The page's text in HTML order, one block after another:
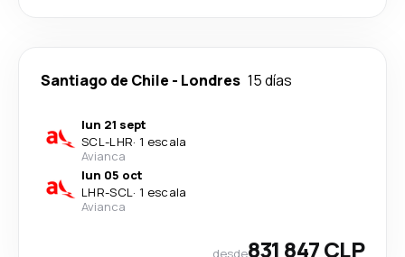
Santiago de Chile - Londres 15 días
lun 21 sept
SCL-LHR· 1 escala
Avianca
lun 05 oct
LHR-SCL· 1 escala
Avianca
desde831 847 CLP